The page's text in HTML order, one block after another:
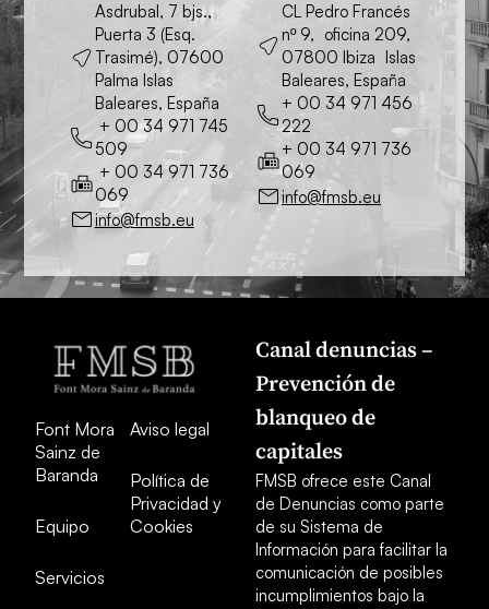
Asdrubal, 7 bjs.,
Puerta 3 (Esq.
Trasimé), 07600
Palma Islas
Baleares, España
+ 00 34 971 745
509
+ 00 34 971 736
069
info@fmsb.eu
CL Pedro Francés
nº 9, oficina 209,
07800 Ibiza Islas
Baleares, España
+ 00 34 971 456
222
+ 00 34 971 736
069
info@fmsb.eu
Font Mora
Sainz de
Baranda
Equipo
Servicios
Aviso legal
Política de
Privacidad y
Cookies
Canal denuncias –
Prevención de
blanqueo de
capitales
FMSB ofrece este Canal
de Denuncias como parte
de su Sistema de
Información para facilitar la
comunicación de posibles
incumplimientos bajo la